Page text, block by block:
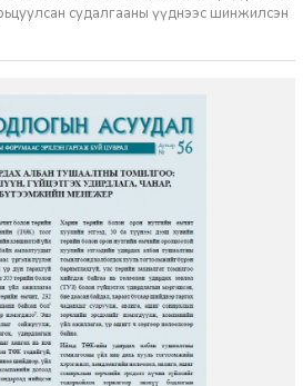
судалгааны үүднээс шинжилсэн